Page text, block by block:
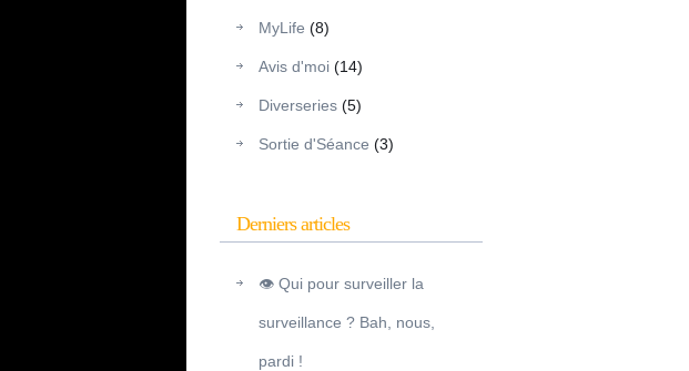
MyLife (8)
Avis d'moi (14)
Diverseries (5)
Sortie d'Séance (3)
Derniers articles
👁️ Qui pour surveiller la
surveillance ? Bah, nous,
pardi !